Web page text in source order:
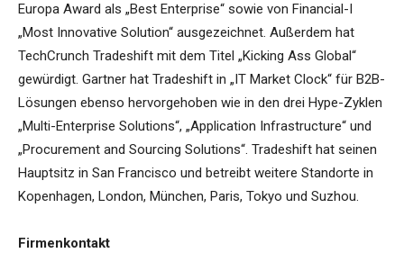
Europa Award als „Best Enterprise“ sowie von Financial-I
„Most Innovative Solution“ ausgezeichnet. Außerdem hat
TechCrunch Tradeshift mit dem Titel „Kicking Ass Global“
gewürdigt. Gartner hat Tradeshift in „IT Market Clock“ für B2B-
Lösungen ebenso hervorgehoben wie in den drei Hype-Zyklen
„Multi-Enterprise Solutions“, „Application Infrastructure“ und
„Procurement and Sourcing Solutions“. Tradeshift hat seinen
Hauptsitz in San Francisco und betreibt weitere Standorte in
Kopenhagen, London, München, Paris, Tokyo und Suzhou.
Firmenkontakt